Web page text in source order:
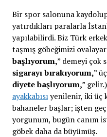
Bir spor salonuna
yatırdıkları paralarla
yapılabilirdi. Biz Türk
taşmış göbeğimizi
başlıyorum,” demeyi çok
sigarayı bırakıyorum,”
diyete başlıyorum,”
ayakkabısıyenilenir, iki üç
bahaneler başlar; işten
yorgunum, bugün canım
göbek daha da büyümüş.